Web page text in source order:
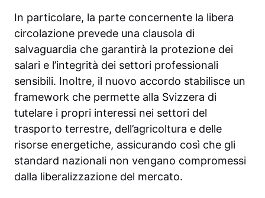
In particolare, la parte concernente la libera
circolazione prevede una clausola di
salvaguardia che garantirà la protezione dei
salari e l’integrità dei settori professionali
sensibili. Inoltre, il nuovo accordo stabilisce un
framework che permette alla Svizzera di
tutelare i propri interessi nei settori del
trasporto terrestre, dell’agricoltura e delle
risorse energetiche, assicurando così che gli
standard nazionali non vengano compromessi
dalla liberalizzazione del mercato.